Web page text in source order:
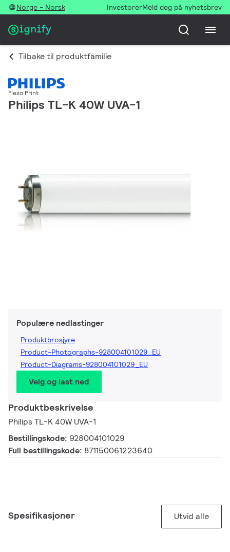
Norge - Norsk InvestorerMeld deg på nyhetsbrev
Tilbake til produktfamilie
Flexo Print
Philips TL-K 40W UVA-1
Populære nedlastinger
Produktbrosjyre
Product-Photographs-928004101029_EU
Product-Diagrams-928004101029_EU
Velg og last ned
Produktbeskrivelse
Philips TL-K 40W UVA-1
Bestillingskode: 928004101029
Full bestillingskode: 871150061223640
Spesifikasjoner Utvid alle